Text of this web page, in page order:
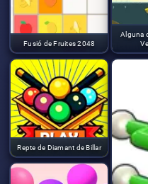
Fusió de Fruites 2048
Alguna
Repte de Diamant de Billar